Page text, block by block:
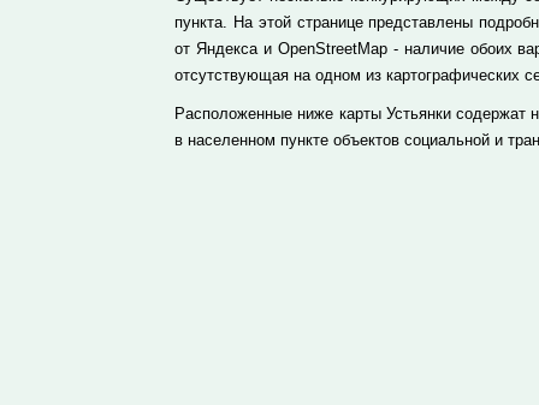
пункта. На этой странице представлены
от Яндекса и OpenStreetMap - наличие обоих
отсутствующая на одном из картографических
Расположенные ниже карты Устьянки
в населенном пункте объектов социальной и